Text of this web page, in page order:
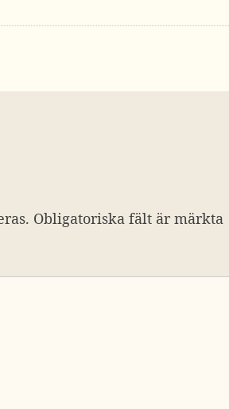
Obligatoriska fält är märkta